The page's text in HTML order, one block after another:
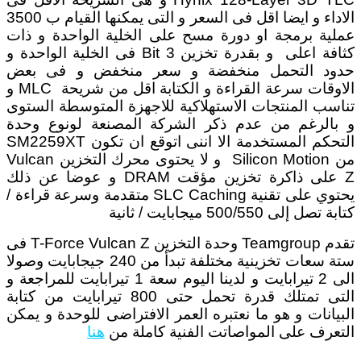
الاداء و ايضا اقل فى السعر و التى يمكنها القيام ب 3500
عملية برمجة او دورة مسح على الخلية الواحدة و ذات
كثافة اعلى و بقدرة تخزين 3 Bit
فى الخلية الواحدة و
حدود التحمل منخفضة و سعر منخفض و فى بعض
الاوقات سرعة القراءة و الكتابة اقل من شريحة
MLC و
تناسب المنتجات الاستهلاكية للاجهزة المتوسطة الستوى
و بالرغم من عدم ذكر الشركة المصنعة لونوع وحدة
التحكم المستخدمة الا اننى اتوقع ان تكون SM2259XT
من
Silicon Motion و لا يحتوى محرك التخزين Vulcan
Z على ذاكرة تخزين مؤقت DRAM و عوضا عن ذلك
يحتوي على تقنية SLC Caching متقدمة وسرعة قراءة /
كتابة تصل إلى 500/550 ميجابايت / ثانية
تقدم Teamgroup وحدة التخزين T-Force Vulcan Z فى
ستة سعات تخزينية مختلفة تبدأ من 240 جيجابايت وصولا
الى 2 تيرابايت و لدينا اليوم سعة 1 تيرابايت للمراجعة و
التى تمتلك قدرة تحمل حتى 800 تيرابايت من كتابة
البيانات و هو ما نعتبره العمر الافتراضى للوحدة و يمكن
التعرف على المواصاتت الفنية كاملة من هنا